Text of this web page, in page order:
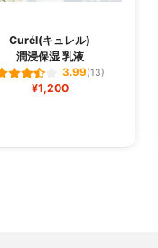
Curél(キュレル)
潤浸保湿 乳液
3.99(13)
¥1,200